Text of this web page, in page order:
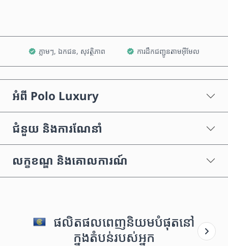
ភ្លាមៗ, ឯកជន, សុវត្ថិភាព ការដឹកជញ្ជូនតាមអ៊ីមែល
អំពី Polo Luxury
ជំនួយ និងការណែនាំ
លក្ខខណ្ឌ និងគោលការណ៍
ផលិតផលពេញនិយមបំផុតនៅ
ក្នុងតំបន់របស់អ្នក